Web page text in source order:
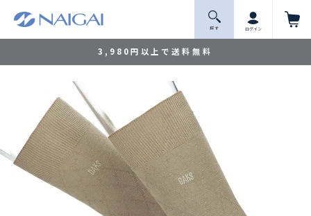
3,980円以上で送料無料
探 す ログイン